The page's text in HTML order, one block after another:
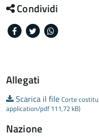
Condividi
Facebook
Twitter
Allegati
Scarica il file Corte
application/pdf 111,72 kB)
Nazione